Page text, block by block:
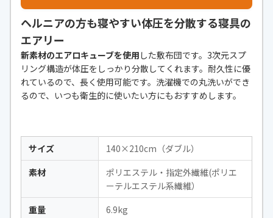
ヘルニアの方も寝やすい体圧を分散する寝具の
エアリー
新素材のエアロキューブを使用 した敷布団です。3次元スプ
リング構造が体圧をしっかり分散してくれます。耐久性に優
れているので、長く使用可能です。洗濯機での丸洗いができ
るので、いつも衛生的に使いたい方にもおすすめします。
サイズ
140×210cm（ダブル）
素材
ポリエステル・指定外繊維(ポリエ
ーテルエステル系繊維）
重量
6.9kg